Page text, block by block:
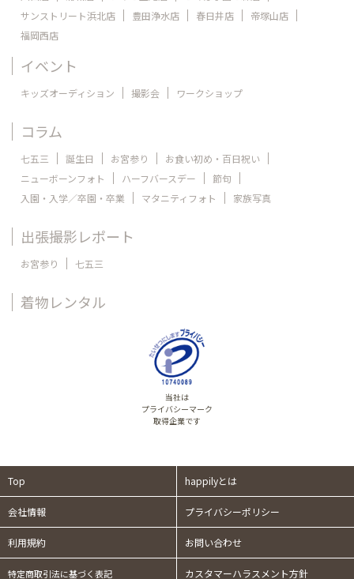
サンストリート浜北店
豊田浄水店 春日井店
帝塚山店
福岡西店
イベント
キッズオーディション 撮影会 ワークショップ
コラム
七五三 誕生日 お宮参り
お食い初め・百日祝い
ニューボーンフォト
ハーフバースデー
節句
入園・入学／卒園・卒業
マタニティフォト 家族写真
出張撮影レポート
お宮参り 七五三
着物レンタル
当社は
プライバシーマーク
取得企業です
Top happilyとは
会社情報 プライバシーポリシー
利用規約 お問い合わせ
特定商取引法に基づく表記 カスタマーハラスメント方針